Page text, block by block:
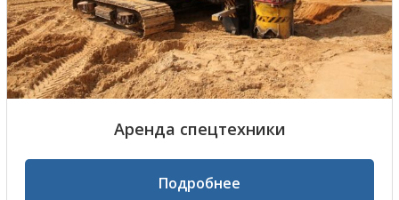
Аренда спецтехники
Подробнее